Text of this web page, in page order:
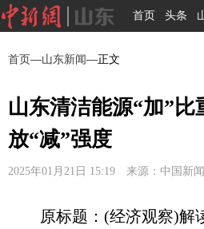
首页 头条
首页—山东新闻—正文
山东清洁能源“加”比
放“减”强度
2025年01月21日 15:19 来源：中国新
原标题：(经济观察)解